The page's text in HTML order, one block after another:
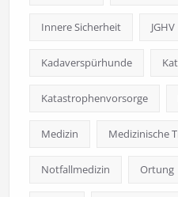
Innere Sicherheit JGHV
Kadaverspürhunde
Katastrophenvorsorge
Medizin Medizinische
Notfallmedizin Ortung